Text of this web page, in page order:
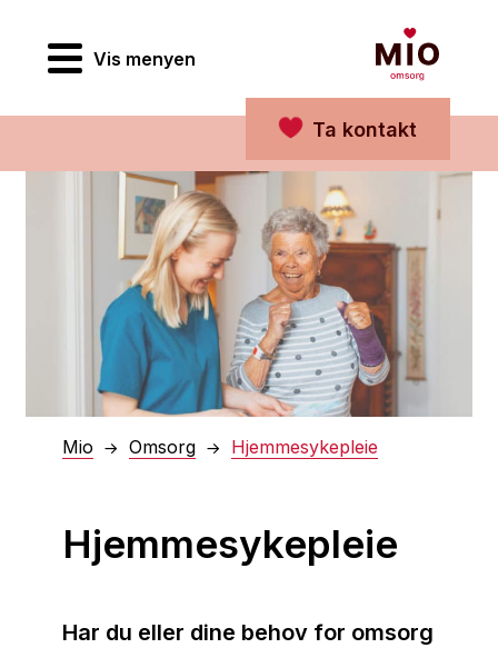
Vis menyen
Ta kontakt
Mio Omsorg Hjemmesykepleie
Hjemmesykepleie
Har du eller dine behov for omsorg